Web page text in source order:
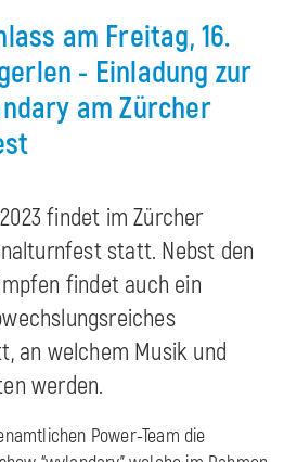
am Freitag, 16.
- Einladung zur
am Zürcher
findet im Zürcher
statt. Nebst den
findet auch ein
an welchem Musik und
werden.
Power-Team die